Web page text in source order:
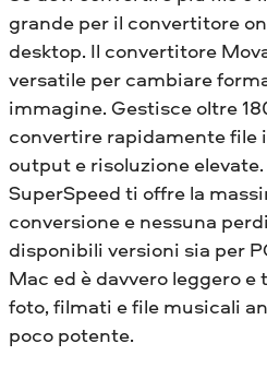
grande per il convertitore
desktop. Il convertitore
versatile per cambiare
immagine. Gestisce oltre
convertire rapidamente file
output e risoluzione
SuperSpeed ​​ti offre la
conversione e nessuna
disponibili versioni sia per
Mac ed è davvero leggero
foto, filmati e file musicali
poco potente.